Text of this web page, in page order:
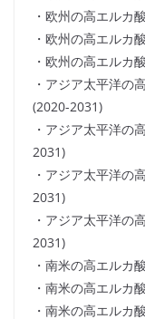
・欧州の高エルカ
・欧州の高エルカ
・欧州の高エルカ
・アジア太平洋の
(2020-2031)
・アジア太平洋の
2031)
・アジア太平洋の
2031)
・アジア太平洋の
2031)
・南米の高エルカ
・南米の高エルカ
・南米の高エルカ